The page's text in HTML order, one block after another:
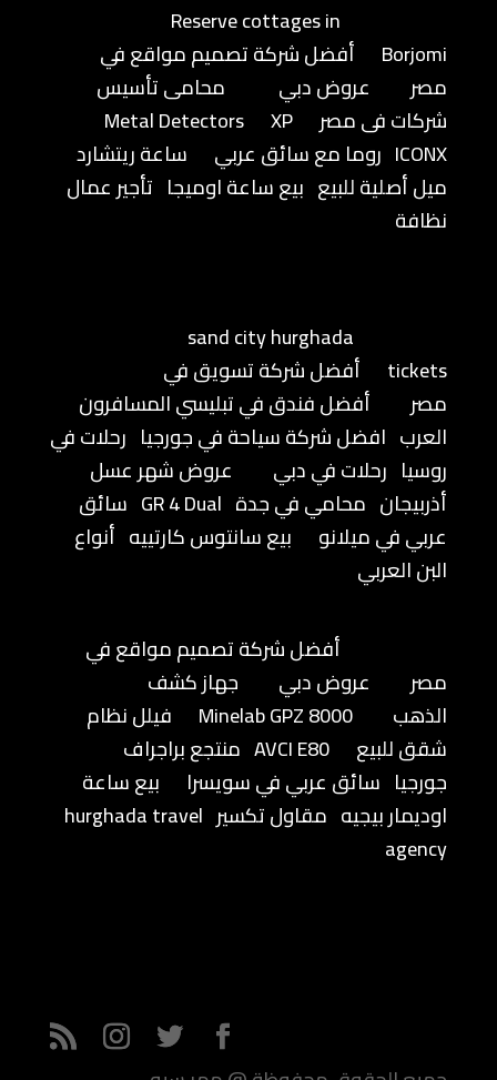
Reserve cottages in
Borjomi
أفضل شركة تصميم مواقع في
مصر
عروض دبي
محامى تأسيس
شركات فى مصر
Metal Detectors
XP
ICONX روما مع سائق عربي
ساعة ريتشارد
ميل أصلية للبيع بيع ساعة اوميجا تأجير عمال
نظافة
sand city hurghada
tickets
أفضل شركة تسويق في
مصر
أفضل فندق في تبليسي المسافرون
العرب افضل شركة سياحة في جورجيا رحلات في
روسيا رحلات في دبي
عروض شهر عسل
أذربيجان محامي في جدة GR 4 Dual سائق
عربي في ميلانو
بيع سانتوس كارتييه أنواع
البن العربي
أفضل شركة تصميم مواقع في
مصر
عروض دبي
جهاز كشف
الذهب
Minelab GPZ 8000
فيلل نظام
شقق للبيع
AVCI E80 منتجع براجراف
جورجيا سائق عربي في سويسرا
بيع ساعة
اوديمار بيجيه مقاول تكسير hurghada travel
agency